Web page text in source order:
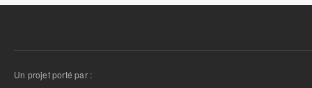
Un projet porté par :